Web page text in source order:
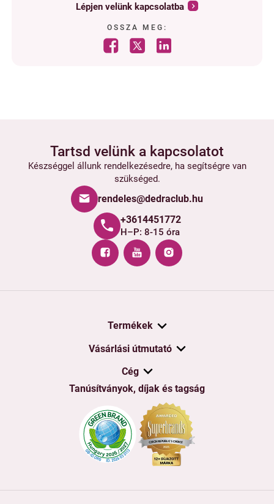
Lépjen velünk kapcsolatba
OSSZA MEG:
Tartsd velünk a kapcsolatot
Készséggel állunk rendelkezésedre, ha segítségre van
szükséged.
rendeles@dedraclub.hu
+3614451772
H–P: 8-15 óra
Termékek
Vásárlási útmutató
Cég
Tanúsítványok, díjak és tagság